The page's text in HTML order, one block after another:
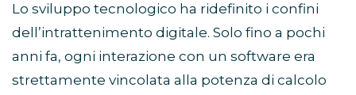
Lo sviluppo tecnologico ha ridefinito i confini
dell’intrattenimento digitale. Solo fino a pochi
anni fa, ogni interazione con un software era
strettamente vincolata alla potenza di calcolo